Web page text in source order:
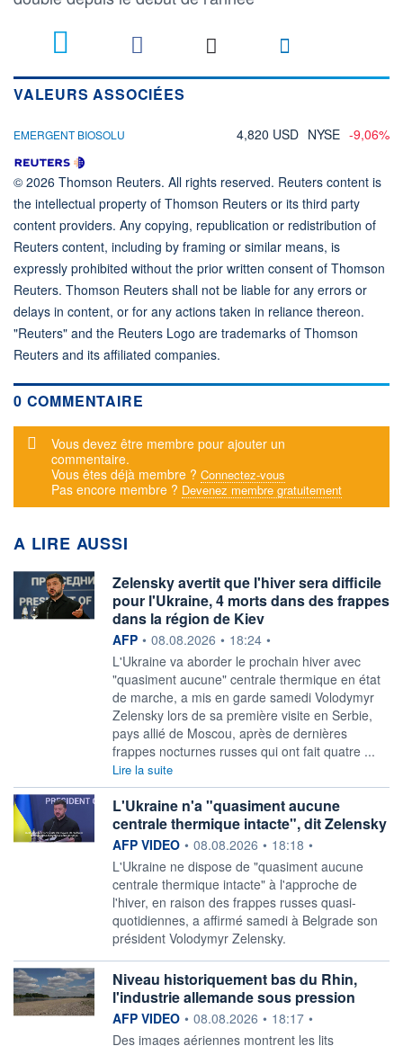
VALEURS ASSOCIÉES
EMERGENT BIOSOLU 4,820 USD NYSE -9,06%
© 2026 Thomson Reuters. All rights reserved. Reuters content is
the intellectual property of Thomson Reuters or its third party
content providers. Any copying, republication or redistribution of
Reuters content, including by framing or similar means, is
expressly prohibited without the prior written consent of Thomson
Reuters. Thomson Reuters shall not be liable for any errors or
delays in content, or for any actions taken in reliance thereon.
"Reuters" and the Reuters Logo are trademarks of Thomson
Reuters and its affiliated companies.
0 COMMENTAIRE
Message d'alerte
Vous devez être membre pour ajouter un
commentaire.
Vous êtes déjà membre ? Connectez-vous
Pas encore membre ? Devenez membre gratuitement
A LIRE AUSSI
Zelensky avertit que l'hiver sera difficile
pour l'Ukraine, 4 morts dans des frappes
dans la région de Kiev
information fournie par
AFP • 08.08.2026 • 18:24 •
L'Ukraine va aborder le prochain hiver avec
"quasiment aucune" centrale thermique en état
de marche, a mis en garde samedi Volodymyr
Zelensky lors de sa première visite en Serbie,
pays allié de Moscou, après de dernières
frappes nocturnes russes qui ont fait quatre ...
Lire la suite
L'Ukraine n'a "quasiment aucune
centrale thermique intacte", dit Zelensky
information fournie par
AFP VIDEO • 08.08.2026 • 18:18 •
L'Ukraine ne dispose de "quasiment aucune
centrale thermique intacte" à l'approche de
l'hiver, en raison des frappes russes quasi-
quotidiennes, a affirmé samedi à Belgrade son
président Volodymyr Zelensky.
Niveau historiquement bas du Rhin,
l'industrie allemande sous pression
information fournie par
AFP VIDEO • 08.08.2026 • 18:17 •
Des images aériennes montrent les lits